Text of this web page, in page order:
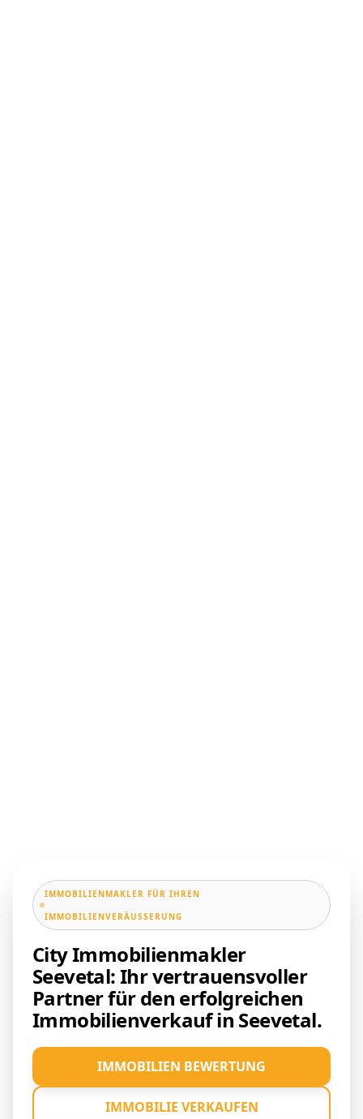
IMMOBILIENMAKLER FÜR IHREN
IMMOBILIENVERÄUSSERUNG
City Immobilienmakler
Seevetal: Ihr vertrauensvoller
Partner für den erfolgreichen
Immobilienverkauf in Seevetal.
IMMOBILIEN BEWERTUNG
IMMOBILIE VERKAUFEN